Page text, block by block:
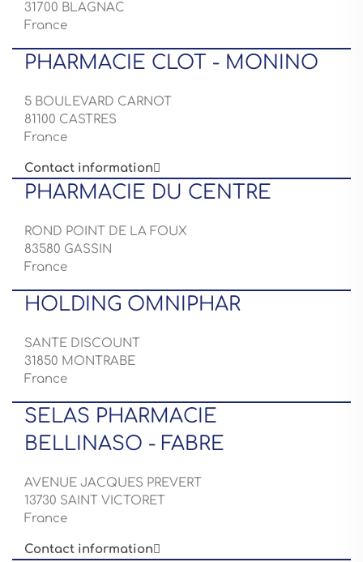
31700 BLAGNAC
France
PHARMACIE CLOT - MONINO
5 BOULEVARD CARNOT
81100 CASTRES
France
Contact information
PHARMACIE DU CENTRE
ROND POINT DE LA FOUX
83580 GASSIN
France
HOLDING OMNIPHAR
SANTE DISCOUNT
31850 MONTRABE
France
SELAS PHARMACIE
BELLINASO - FABRE
AVENUE JACQUES PREVERT
13730 SAINT VICTORET
France
Contact information